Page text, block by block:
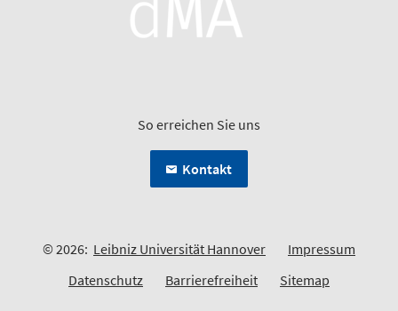
So erreichen Sie uns
Kontakt
© 2026: Leibniz Universität Hannover
Impressum
Datenschutz
Barrierefreiheit Sitemap